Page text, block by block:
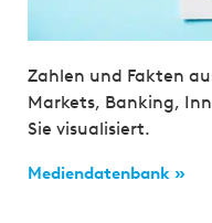
Zahlen und Fakten
Markets, Banking,
Sie visualisiert.
Mediendatenbank »